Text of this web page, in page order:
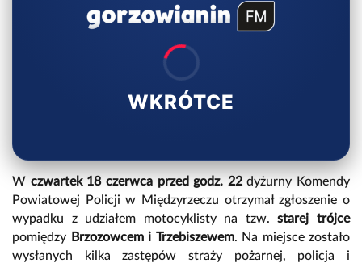
WKRÓTCE
W czwartek 18 czerwca przed godz. 22dyżurny Komendy
Powiatowej Policji w Międzyrzeczu otrzymał zgłoszenie o
wypadku z udziałem motocyklisty na tzw.starej trójce
pomiędzy Brzozowcem i Trzebiszewem. Na miejsce zostało
wysłanych kilka zastępów straży pożarnej, policja i